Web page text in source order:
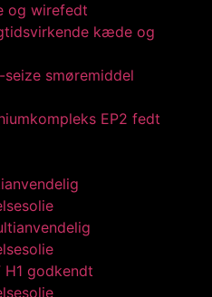
og wirefedt​
kæde og
smøremiddel​
EP2 fedt​
H1 godkendt